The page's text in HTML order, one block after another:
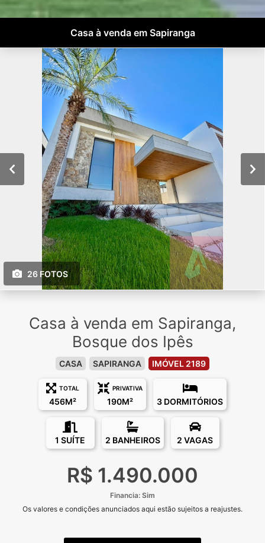
Casa à venda em Sapiranga
26 FOTOS
Casa à venda em Sapiranga,
Bosque dos Ipês
CASA SAPIRANGA IMÓVEL 2189
TOTAL
456M²
PRIVATIVA
190M² 3 DORMITÓRIOS
1 SUÍTE 2 BANHEIROS 2 VAGAS
R$ 1.490.000
Financia: Sim
Os valores e condições anunciados aqui estão sujeitos a reajustes.